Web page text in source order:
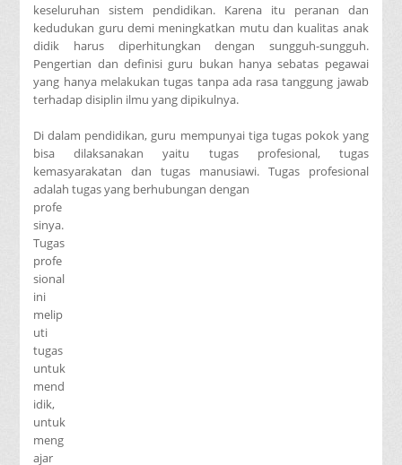
keseluruhan sistem pendidikan. Karena itu peranan dan
kedudukan guru demi meningkatkan mutu dan kualitas anak
didik harus diperhitungkan dengan sungguh-sungguh.
Pengertian dan definisi guru bukan hanya sebatas pegawai
yang hanya melakukan tugas tanpa ada rasa tanggung jawab
terhadap disiplin ilmu yang dipikulnya.
Di dalam pendidikan, guru mempunyai tiga tugas pokok yang
bisa dilaksanakan yaitu tugas profesional, tugas
kemasyarakatan dan tugas manusiawi. Tugas profesional
adalah tugas yang berhubungan dengan
profe
sinya.
Tugas
profe
sional
ini
melip
uti
tugas
untuk
mend
idik,
untuk
meng
ajar